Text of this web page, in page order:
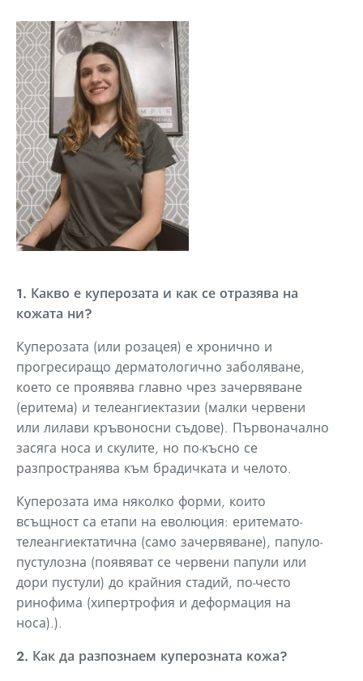
1. Какво е куперозата и как се отразява на
кожата ни?
Куперозата (или розацея) е хронично и
прогресиращо дерматологично заболяване,
което се проявява главно чрез зачервяване
(еритема) и телеангиектазии (малки червени
или лилави кръвоносни съдове). Първоначално
засяга носа и скулите, но по-късно се
разпространява към брадичката и челото.
Куперозата има няколко форми, които
всъщност са етапи на еволюция: еритемато-
телеангиектатична (само зачервяване), папуло-
пустулозна (появяват се червени папули или
дори пустули) до крайния стадий, по-често
ринофима (хипертрофия и деформация на
носа).).
2. Как да разпознаем куперозната кожа?